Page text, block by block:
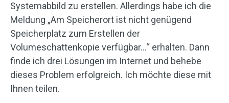
Systemabbild zu erstellen. Allerdings habe ich die
Meldung „Am Speicherort ist nicht genügend
Speicherplatz zum Erstellen der
Volumeschattenkopie verfügbar…“ erhalten. Dann
finde ich drei Lösungen im Internet und behebe
dieses Problem erfolgreich. Ich möchte diese mit
Ihnen teilen.